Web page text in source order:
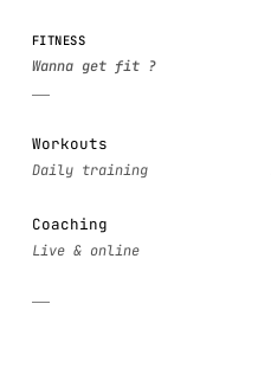
FITNESS
Workouts
Coaching